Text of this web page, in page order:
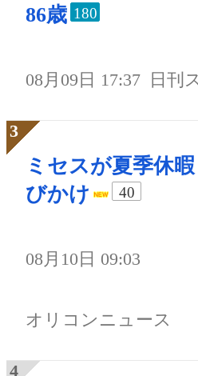
86歳 180
08月09日 17:37 日刊
ミセスが夏季休
びかけ
40
08月10日 09:03
オリコンニュース